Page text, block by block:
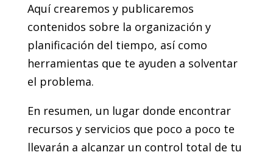
Aquí crearemos y publicaremos
contenidos sobre la organización y
planificación del tiempo, así como
herramientas que te ayuden a solventar
el problema.
En resumen, un lugar donde encontrar
recursos y servicios que poco a poco te
llevarán a alcanzar un control total de tu